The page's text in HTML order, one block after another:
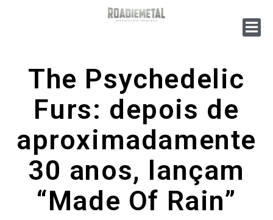
The Psychedelic
Furs: depois de
aproximadamente
30 anos, lançam
“Made Of Rain”